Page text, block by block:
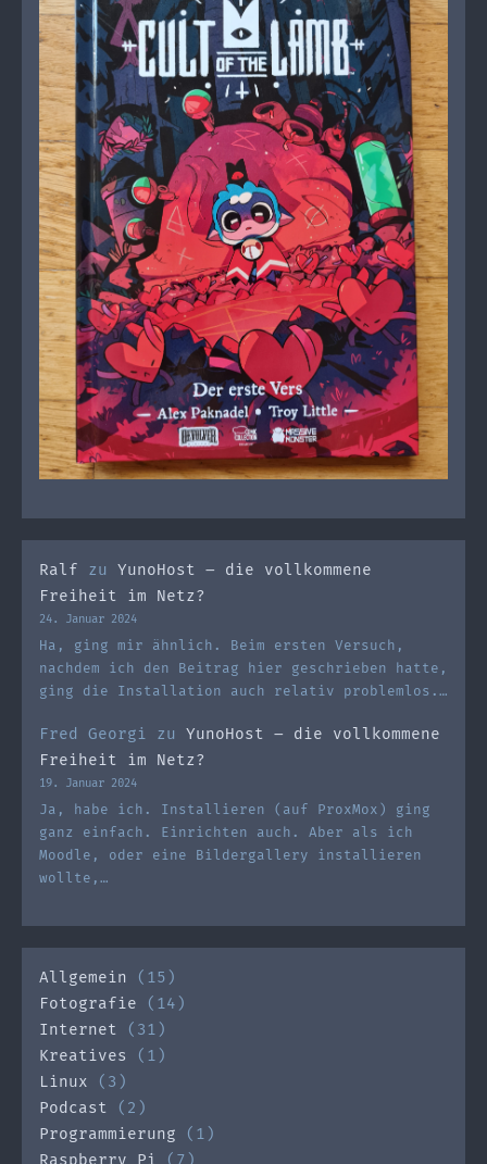
Ralf zu YunoHost – die vollkommene
Freiheit im Netz?
24. Januar 2024
Ha, ging mir ähnlich. Beim ersten Versuch,
nachdem ich den Beitrag hier geschrieben hatte,
ging die Installation auch relativ problemlos.…
Fred Georgi zu YunoHost – die vollkommene
Freiheit im Netz?
19. Januar 2024
Ja, habe ich. Installieren (auf ProxMox) ging
ganz einfach. Einrichten auch. Aber als ich
Moodle, oder eine Bildergallery installieren
wollte,…
Allgemein (15)
Fotografie (14)
Internet (31)
Kreatives
(1)
Linux (3)
Podcast (2)
Programmierung (1)
Raspberry Pi (7)